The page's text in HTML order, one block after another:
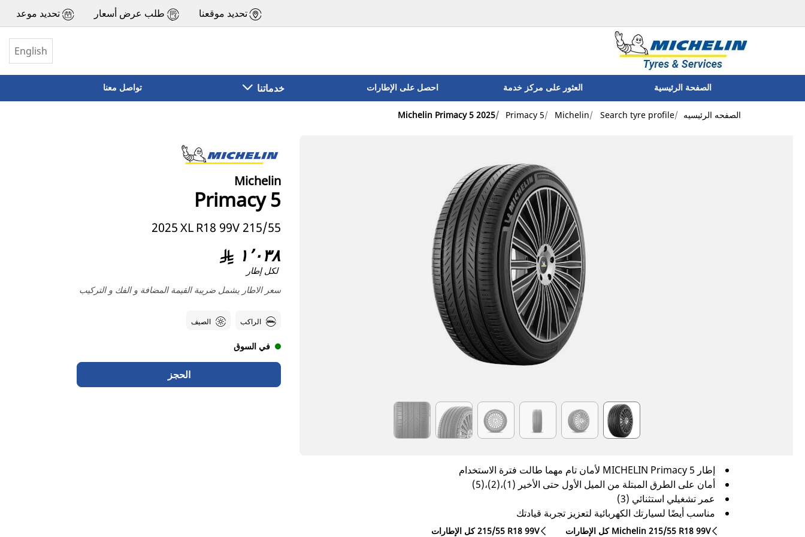
تحديد موقعنا طلب عرض أسعار تحديد موعد
English
الصفحة الرئيسية العثور على مركز خدمة احصل على الإطارات خدماتنا تواصل معنا
الصفحه الرئيسيه Search tyre profile
Michelin
Primacy 5
Michelin Primacy 5 2025
إطار MICHELIN Primacy 5 لأمان تام مهما طالت فترة الاستخدام
أمان على الطرق المبتلة من الميل الأول حتى الأخير (1)،(2)،(5)
عمر تشغيلي استثنائي (3)
مناسب أيضًا لسيارتك الكهربائية لتعزيز تجربة قيادتك
كل الإطارات Michelin 215/55 R18 99V كل الإطارات‎ 215/55 R18 99V
Michelin
Primacy 5
215/55 R18 99V
XL
2025
١٬٠٣٨
لكل إطار
سعر الاطار يشمل ضريبة القيمة المضافة و الفك و التركيب
الراكب الصيف
في السوق
الحجز